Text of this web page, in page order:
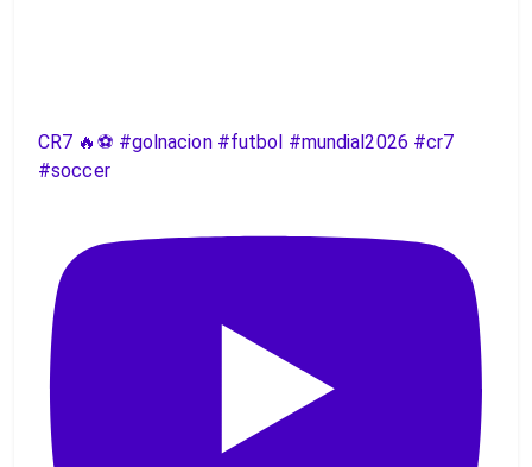
CR7 🔥⚽️ #golnacion #futbol #mundial2026 #cr7
#soccer